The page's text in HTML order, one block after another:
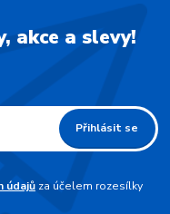
akce a slevy!
Přihlásit se
údajůza účelem rozesílky